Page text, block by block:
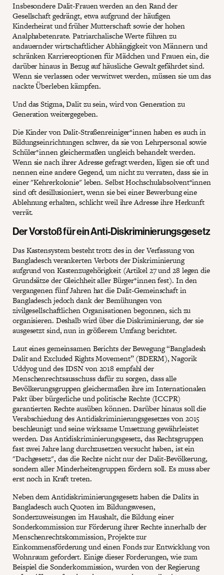
Insbesondere Dalit-Frauen werden an den Rand der
Gesellschaft gedrängt, etwa aufgrund der häufigen
Kinderheirat und früher Mutterschaft sowie der hohen
Analphabetenrate. Patriarchalische Werte führen zu
andauernder wirtschaftlicher Abhängigkeit von Männern und
schränken Karriereoptionen für Mädchen und Frauen ein, die
darüber hinaus in Bezug auf häusliche Gewalt gefährdet sind.
Wenn sie verlassen oder verwitwet werden, müssen sie um das
nackte Überleben kämpfen.
Und das Stigma, Dalit zu sein, wird von Generation zu
Generation weitergegeben.
Die Kinder von Dalit-Straßenreiniger*innen haben es auch in
Bildungseinrichtungen schwer, da sie von Lehrpersonal sowie
Schüler*innen gleichermaßen ungleich behandelt werden.
Wenn sie nach ihrer Adresse gefragt werden, lügen sie oft und
nennen eine andere Gegend, um nicht zu verraten, dass sie in
einer "Kehrerkolonie" leben. Selbst Hochschulabsolvent*innen
sind oft desillusioniert, wenn sie bei einer Bewerbung eine
Ablehnung erhalten, schlicht weil ihre Adresse ihre Herkunft
verrät.
Der Vorstoß für ein Anti-Diskriminierungsgesetz
Das Kastensystem besteht trotz des in der Verfassung von
Bangladesch verankerten Verbots der Diskriminierung
aufgrund von Kastenzugehörigkeit (Artikel 27 und 28 legen die
Grundsätze der Gleichheit aller Bürger*innen fest). In den
vergangenen fünf Jahren hat die Dalit-Gemeinschaft in
Bangladesch jedoch dank der Bemühungen von
zivilgesellschaftlichen Organisationen begonnen, sich zu
organisieren. Deshalb wird über die Diskriminierung, der sie
ausgesetzt sind, nun in größerem Umfang berichtet.
Laut eines gemeinsamen Berichts der Bewegung “Bangladesh
Dalit and Excluded Rights Movement” (BDERM), Nagorik
Uddyog und des IDSN von 2018 empfahl der
Menschenrechtsausschuss dafür zu sorgen, dass alle
Bevölkerungsgruppen gleichermaßen ihre im Internationalen
Pakt über bürgerliche und politische Rechte (ICCPR)
garantierten Rechte ausüben können. Darüber hinaus soll die
Verabschiedung des Antidiskriminierungsgesetzes von 2015
beschleunigt und seine wirksame Umsetzung gewährleistet
werden. Das Antidiskriminierungsgesetz, das Rechtsgruppen
fast zwei Jahre lang durchzusetzen versucht haben, ist ein
"Dachgesetz", das die Rechte nicht nur der Dalit-Bevölkerung,
sondern aller Minderheitengruppen fördern soll. Es muss aber
erst noch in Kraft treten.
Neben dem Antidiskriminierungsgesetz haben die Dalits in
Bangladesch auch Quoten im Bildungswesen,
Sonderzuweisungen im Haushalt, die Bildung einer
Sonderkommission zur Förderung ihrer Rechte innerhalb der
Menschenrechtskommission, Projekte zur
Einkommensförderung und einen Fonds zur Entwicklung von
Wohnraum gefordert. Einige dieser Forderungen, wie zum
Beispiel die Sonderkommission, wurden von der Regierung